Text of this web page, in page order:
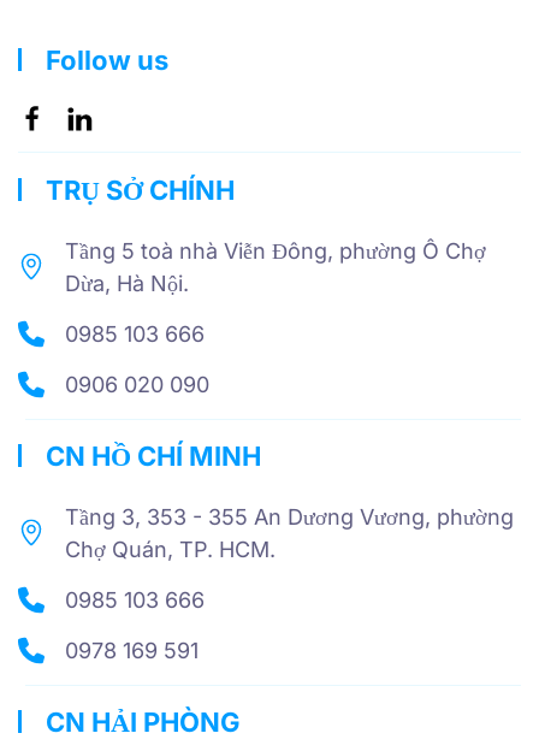
Follow us
TRỤ SỞ CHÍNH
Tầng 5 toà nhà Viễn Đông, phường Ô Chợ
Dừa, Hà Nội.
0985 103 666
0906 020 090
CN HỒ CHÍ MINH
Tầng 3, 353 - 355 An Dương Vương, phường
Chợ Quán, TP. HCM.
0985 103 666
0978 169 591
CN HẢI PHÒNG